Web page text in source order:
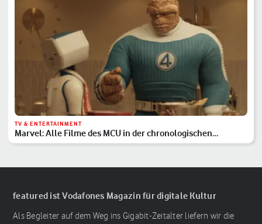
TV & ENTERTAINMENT
Marvel: Alle Filme des MCU in der chronologischen
Reihenfolge
featured ist Vodafones Magazin für digitale Kultur
Als Begleiter auf dem Weg ins Gigabit-Zeitalter liefern wir die